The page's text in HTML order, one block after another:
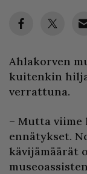
Ahlakorven
kuitenkin
verrattuna.
– Mutta
ennätykset.
kävijämäärät